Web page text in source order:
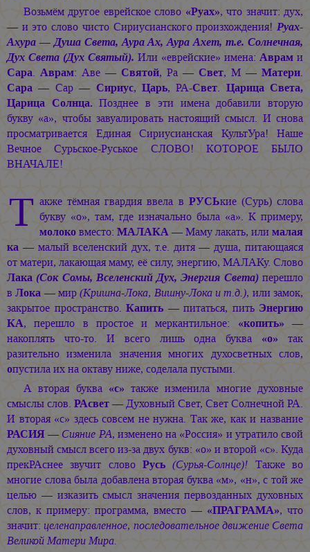
Возьмём другое еврейское слово «Руах», что значит: дух,
— и это слово чисто Сириусианского произхождения! Руах-
Ахура — Душа Света, Аура Ах, Аура Ахет, т.е. Солнечная,
Дух Света (Дух Святый). Или «еврейские» имена: Аврам и
Сара. Аврам: Аве — Святой, Ра — Свет, М — Матери.
Сара — Сар — Сириус, Царь, РА-Свет. Царица Света,
Царица Солнца. Позднее в эти имена добавили вторую
букву «а», чтобы завуалировать настоящий смысл. И снова
просматривается Единая Сириусианская КультУра! Наше
Вечное Сурьское-Руськое СЛОВО! КОТОРОЕ БЫЛО
ВНАЧАЛЕ!
Т акже тёмная гвардия ввела в РУСЬкие (Сурь) слова
букву «о», там, где изначально была «а». К примеру,
молоковместо: МАЛАКА— Маму лакать, илималая
ка — малый вселенский дух, т.е. дитя — душа, питающаяся
от матери, лакающая маму, её силу, энергию, МАЛАКу. Слово
Лака (Сок Сомы, Вселенский Дух, Энергия Света)перешло
вЛока — мир(Кришна-Лока, Вишну-Лока и т.д.), или замок,
закрытое пространство. Капить — питаться, пить Энергию
КА, перешло в простое и меркантильное: «копить» —
накоплять что-то. И всего лишь одна буква «о» так
разительно изменила значения многих духосветных слов,
опустила их на октаву ниже, соделала пустыми.
А вторая буква «с» также изменила многие духовные
смыслы слов. РАсвет— Духовный Свет, Свет Солнечной РА.
И вторая «с» здесь совсем не нужна. Так же, как и название
РАСИЯ— Сияние РА, изменено на «Россия» и утратило свой
духовный смысл всего из-за двух букв: «о» и второй «с». Куда
прекРАснее звучит слово Русь (Сурья-Солнце)! Также во
многие слова была добавлена вторая буква «м», «н», с той же
целью — изказить смысл значения первозданных духовных
слов, к примеру: программа, вместо — «ПРАГРАМА», что
значит: целенаправленное, последовательное движение Света
Великой Матери Мира.